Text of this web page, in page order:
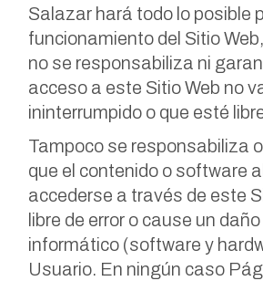
Salazar hará todo lo posible
funcionamiento del Sitio
no se responsabiliza ni
acceso a este Sitio Web no
ininterrumpido o que esté
Tampoco se responsabiliza
que el contenido o software
accederse a través de este
libre de error o cause un
informático (software y
Usuario. En ningún caso